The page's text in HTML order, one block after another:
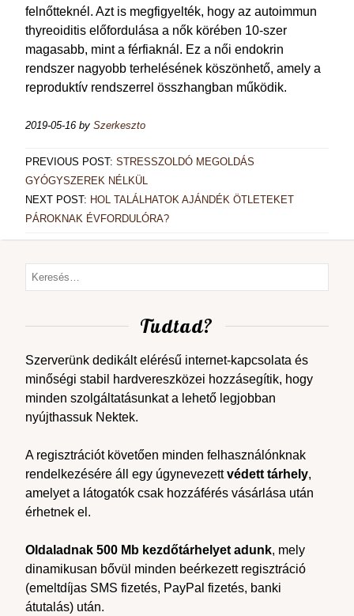
felnőtteknél. Azt is megfigyelték, hogy az autoimmun
thyreoiditis előfordulása a nők körében 10-szer
magasabb, mint a férfiaknál. Ez a női endokrin
rendszer nagyobb terhelésének köszönhető, amely a
reproduktív rendszerrel összhangban működik.
2019-05-16 by Szerkeszto
PREVIOUS POST: STRESSZOLDÓ MEGOLDÁS
GYÓGYSZEREK NÉLKÜL
NEXT POST: HOL TALÁLHATOK AJÁNDÉK ÖTLETEKET
PÁROKNAK ÉVFORDULÓRA?
Tudtad?
Szerverünk dedikált elérésű internet-kapcsolata és
minőségi stabil hardvereszközei hozzásegítik, hogy
minden szolgáltatásunkat a lehető legjobban
nyújthassuk Nektek.
A regisztrációt követően minden felhasználónknak
rendelkezésére áll egy úgynevezettvédett tárhely,
amelyet a látogatók csak hozzáférés vásárlása után
érhetnek el.
Oldaladnak 500 Mb kezdőtárhelyet adunk, mely
dinamikusan bővül minden beérkezett regisztráció
(emeltdíjas SMS fizetés, PayPal fizetés, banki
átutalás) után.